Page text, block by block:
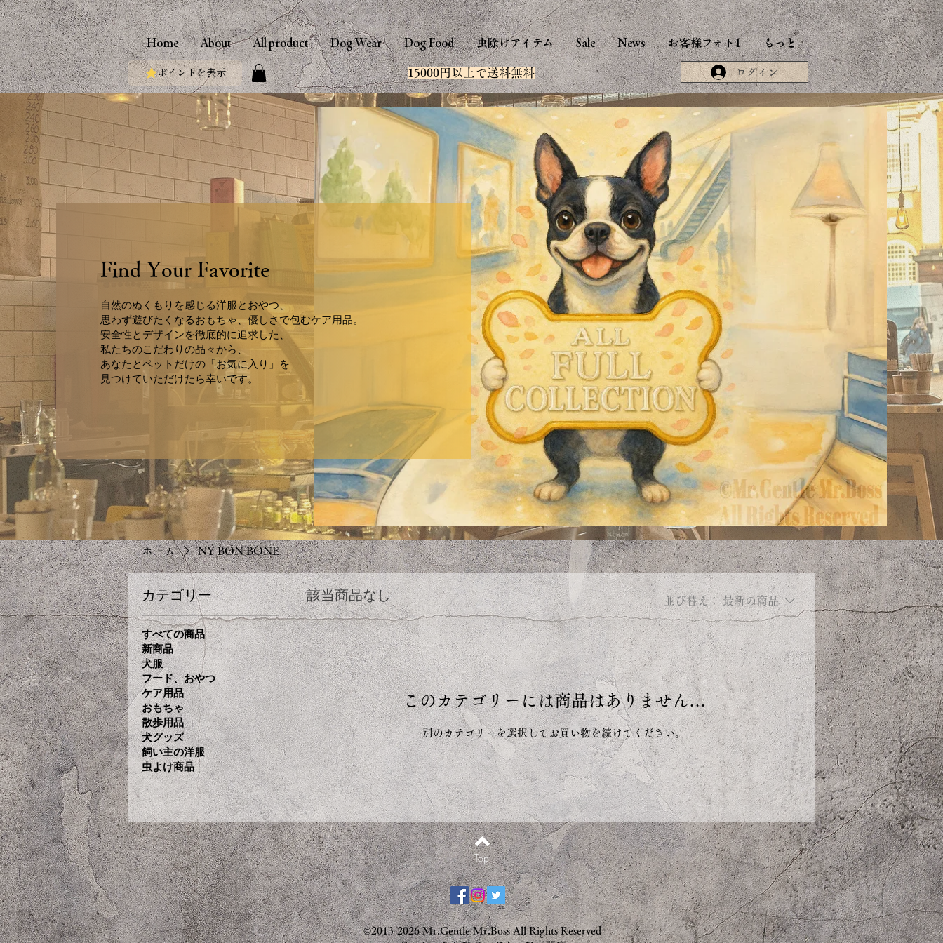
Home About All product Dog Wear Dog Food 虫除けアイテム Sale News お客様フォト1 もっと
ポイントを表示 15000円以上で送料無料 ログイン
Find Your Favorite
自然のぬくもりを感じる洋服とおやつ、
思わず遊びたくなるおもちゃ、優しさで包むケア用品。
安全性とデザインを徹底的に追求した、
私たちのこだわりの品々から、
あなたとペットだけの「お気に入り」
を
見つけていただけたら幸いです。
ホーム NY BON BONE
カテゴリー
すべての商品
新商品
犬服
フード、おやつ
ケア用品
おもちゃ
散歩用品
犬グッズ
飼い主の洋服
虫よけ商品
該当商品なし 並び替え： 最新の商品
このカテゴリーには商品はありません…
別のカテゴリーを選択してお買い物を続けてください。
Top
©2013-2026 Mr.Gentle Mr.Boss All Rights Reserved